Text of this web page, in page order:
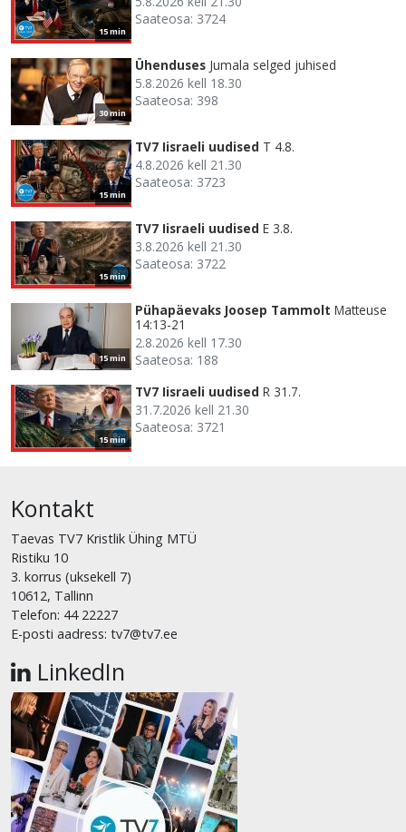
15 min
Saateosa: 3724
30 min
Ühenduses Jumala selged juhised
5.8.2026 kell 18.30
Saateosa: 398
15 min
TV7 Iisraeli uudised T 4.8.
4.8.2026 kell 21.30
Saateosa: 3723
15 min
TV7 Iisraeli uudised E 3.8.
3.8.2026 kell 21.30
Saateosa: 3722
15 min
Pühapäevaks Joosep Tammolt Matteuse
14:13-21
2.8.2026 kell 17.30
Saateosa: 188
15 min
TV7 Iisraeli uudised R 31.7.
31.7.2026 kell 21.30
Saateosa: 3721
Kontakt
Taevas TV7 Kristlik Ühing MTÜ
Ristiku 10
3. korrus (uksekell 7)
10612, Tallinn
Telefon: 44 22227
E-posti aadress: tv7@tv7.ee
LinkedIn